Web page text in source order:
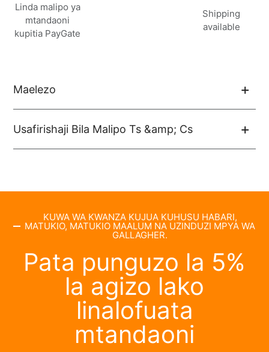
bidhaa
kwenye
kikapu
Linda malipo ya
mtandaoni
kupitia PayGate
Shipping
available
Maelezo
Usafirishaji Bila Malipo Ts &amp; Cs
KUWA WA KWANZA KUJUA KUHUSU HABARI,
MATUKIO, MATUKIO MAALUM NA UZINDUZI MPYA WA
GALLAGHER.
Pata punguzo la 5%
la agizo lako
linalofuata
mtandaoni